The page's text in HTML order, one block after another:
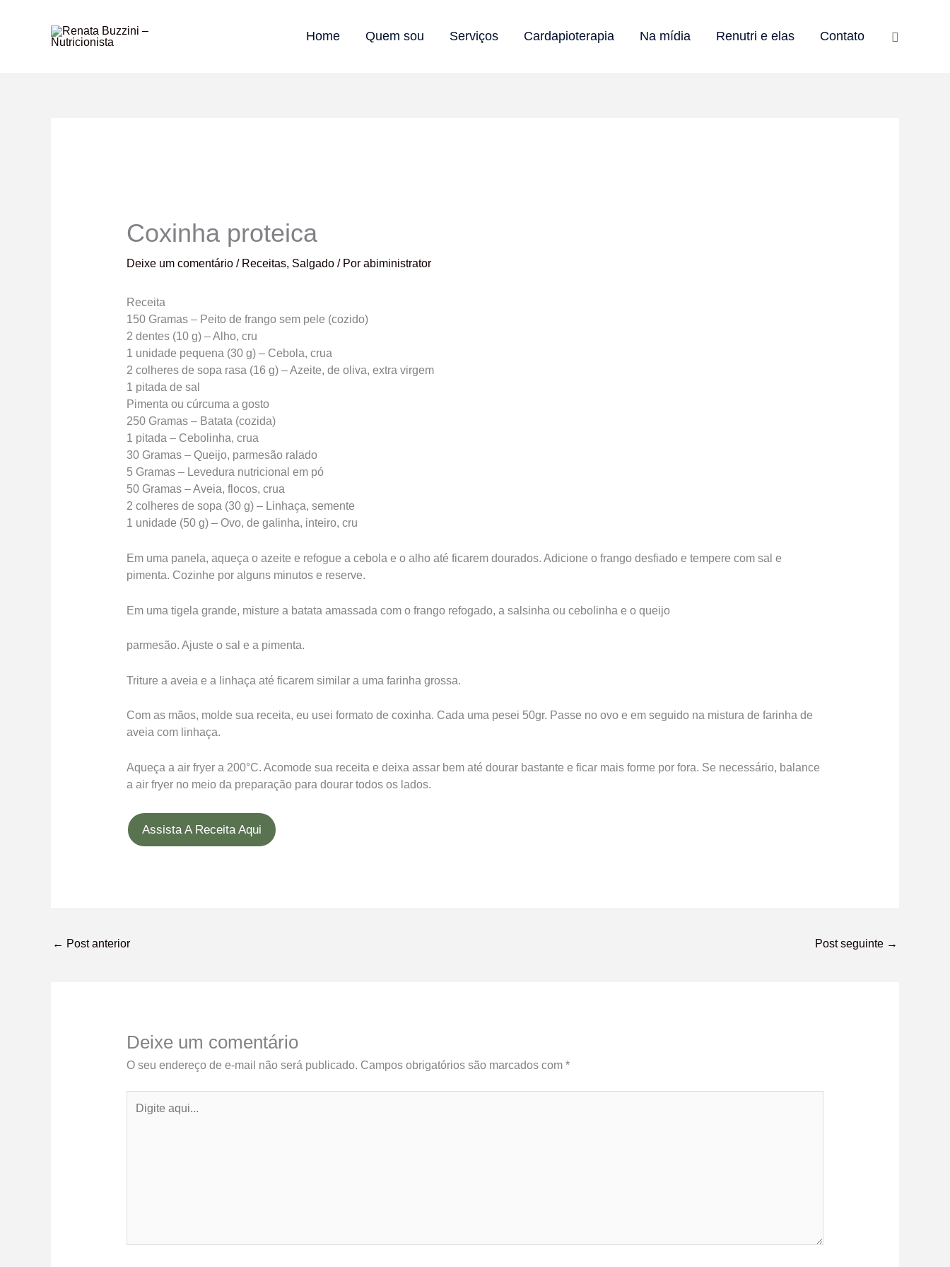
Home Quem sou Serviços Cardapioterapia Na mídia Renutri e elas Contato Pesquisar
Coxinha proteica
Deixe um comentário / Receitas, Salgado/ Por abiministrator
Receita
150 Gramas – Peito de frango sem pele (cozido)
2 dentes (10 g) – Alho, cru
1 unidade pequena (30 g) – Cebola, crua
2 colheres de sopa rasa (16 g) – Azeite, de oliva, extra virgem
1 pitada de sal
Pimenta ou cúrcuma a gosto
250 Gramas – Batata (cozida)
1 pitada – Cebolinha, crua
30 Gramas – Queijo, parmesão ralado
5 Gramas – Levedura nutricional em pó
50 Gramas – Aveia, flocos, crua
2 colheres de sopa (30 g) – Linhaça, semente
1 unidade (50 g) – Ovo, de galinha, inteiro, cru
Em uma panela, aqueça o azeite e refogue a cebola e o alho até ficarem dourados. Adicione o frango desfiado e tempere com sal e
pimenta. Cozinhe por alguns minutos e reserve.
Em uma tigela grande, misture a batata amassada com o frango refogado, a salsinha ou cebolinha e o queijo
parmesão. Ajuste o sal e a pimenta.
Triture a aveia e a linhaça até ficarem similar a uma farinha grossa.
Com as mãos, molde sua receita, eu usei formato de coxinha. Cada uma pesei 50gr. Passe no ovo e em seguido na mistura de farinha de
aveia com linhaça.
Aqueça a air fryer a 200°C. Acomode sua receita e deixa assar bem até dourar bastante e ficar mais forme por fora. Se necessário, balance
a air fryer no meio da preparação para dourar todos os lados.
Assista A Receita Aqui
← Post anterior Post seguinte →
Deixe um comentário
O seu endereço de e-mail não será publicado. Campos obrigatórios são marcados com *
aqui...